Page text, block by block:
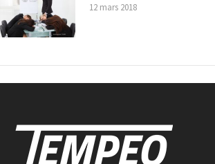
12 mars 2018